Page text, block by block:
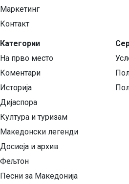
Маркетинг
Контакт
Категории
На прво место
Коментари
Историја
Дијаспора
Култура и туризам
Македонски легенди
Досиеја и архив
Фељтон
Песни за Македонија